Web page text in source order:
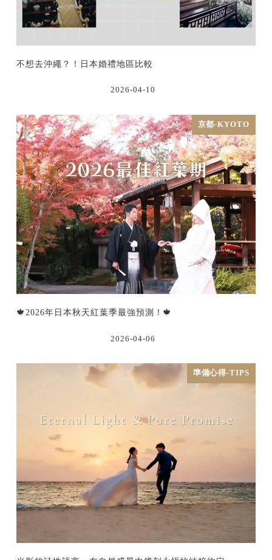
不想去沖繩？！日本婚禮地區比較
2026-04-10
京都-KYOTO
🍁2026年日本秋天紅葉季最強預測！🍁
2026-04-06
準備心得-TIPS